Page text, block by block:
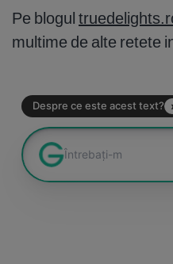
Pe blogul
multime de alte retete